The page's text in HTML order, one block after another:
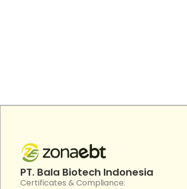
PT. Bala Biotech Indonesia
Certificates & Compliance: